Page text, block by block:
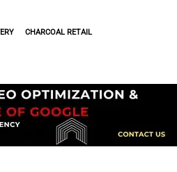
CHARCOAL RETAIL